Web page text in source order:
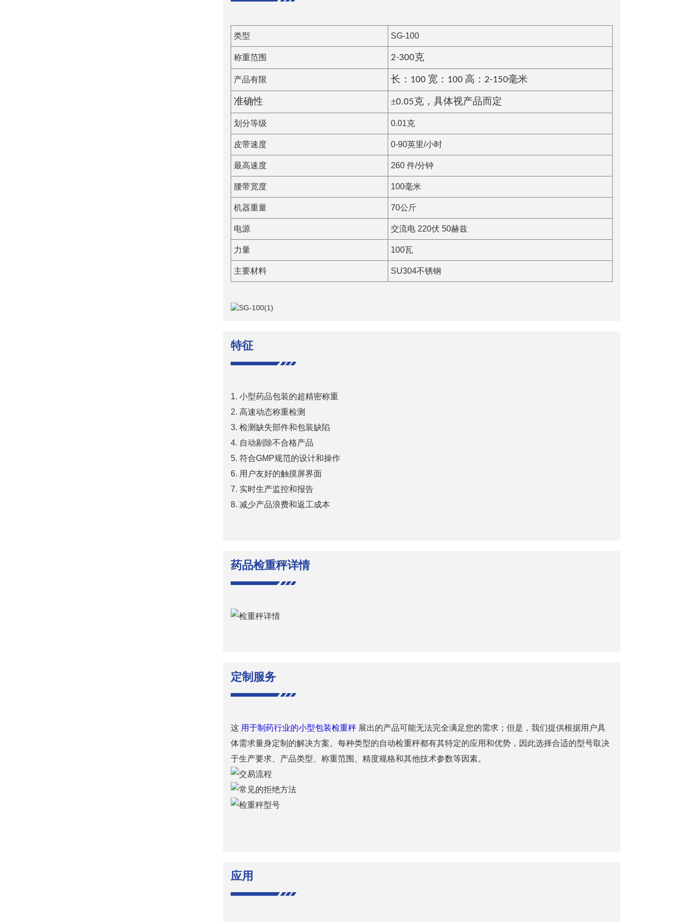
类型 SG-100
称重范围 2-300克
产品有限 长：100 宽：100 高：2-150毫米
准确性 ±0.05克，具体视产品而定
划分等级 0.01克
皮带速度 0-90英里/小时
最高速度 260 件/分钟
腰带宽度 100毫米
机器重量 70公斤
电源 交流电 220伏 50赫兹
力量 100瓦
主要材料 SU304不锈钢
特征
1. 小型药品包装的超精密称重
2. 高速动态称重检测
3. 检测缺失部件和包装缺陷
4. 自动剔除不合格产品
5. 符合GMP规范的设计和操作
6. 用户友好的触摸屏界面
7. 实时生产监控和报告
8. 减少产品浪费和返工成本
药品检重秤详情
定制服务
这 用于制药行业的小型包装检重秤 展出的产品可能无法完全满足您的需求；但是，我们提供根据用户具
体需求量身定制的解决方案。每种类型的自动检重秤都有其特定的应用和优势，因此选择合适的型号取决
于生产要求、产品类型、称重范围、精度规格和其他技术参数等因素。
应用